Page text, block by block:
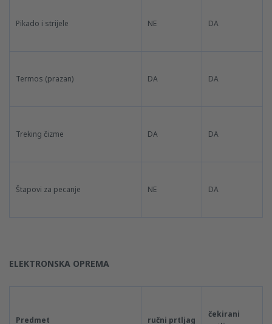
Pikado i strijele NE DA
Termos (prazan) DA DA
Treking čizme DA DA
Štapovi za pecanje NE DA
ELEKTRONSKA OPREMA
Predmet ručni prtljag
čekirani